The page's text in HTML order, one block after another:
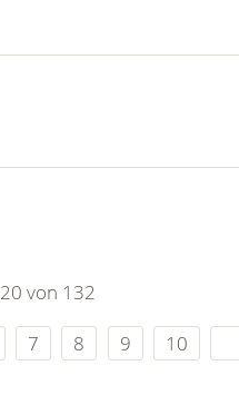
von 132
7 8 9 10